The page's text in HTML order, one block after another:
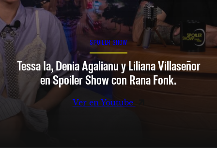
SPOILER SHOW
Tessa Ia, Denia Agalianu y Liliana Villaseñor
en Spoiler Show con Rana Fonk.
Ver en Youtube